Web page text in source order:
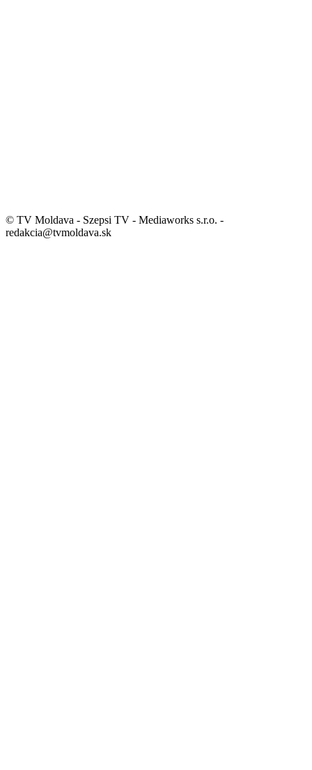
© TV Moldava - Szepsi TV - Mediaworks s.r.o. -
redakcia@tvmoldava.sk